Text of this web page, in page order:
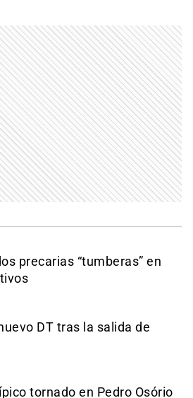
precarias “tumberas” en
DT tras la salida de
tornado en Pedro Osório